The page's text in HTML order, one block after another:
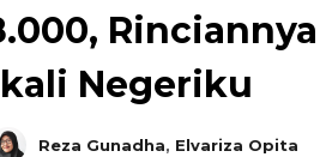
Negeriku
Reza Gunadha, Elvariza Opita